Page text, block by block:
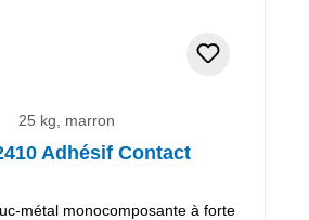
25 kg, marron
Adhésif Contact
métal monocomposante à forte